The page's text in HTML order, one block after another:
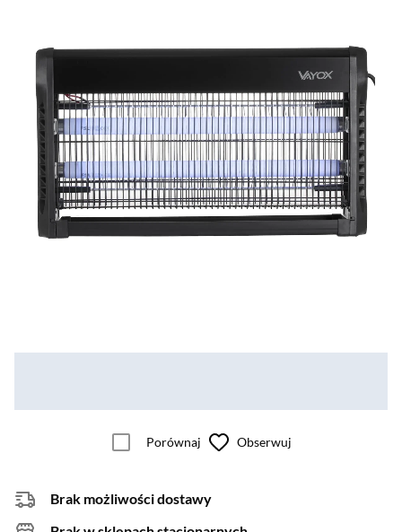
Porównaj Obserwuj
Brak możliwości dostawy